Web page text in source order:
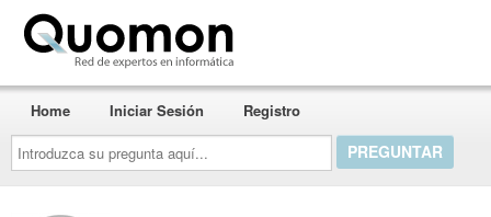
Introduzca
su
pregunta
aquí...
Home Iniciar Sesión Registro